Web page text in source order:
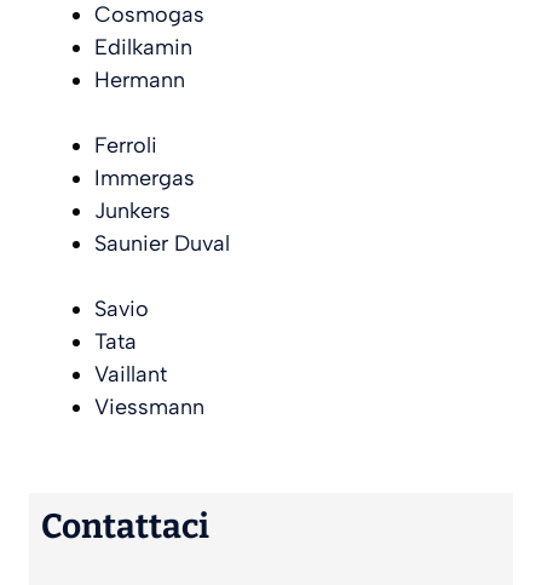
Cosmogas
Edilkamin
Hermann
Ferroli
Immergas
Junkers
Saunier Duval
Savio
Tata
Vaillant
Viessmann
Contattaci